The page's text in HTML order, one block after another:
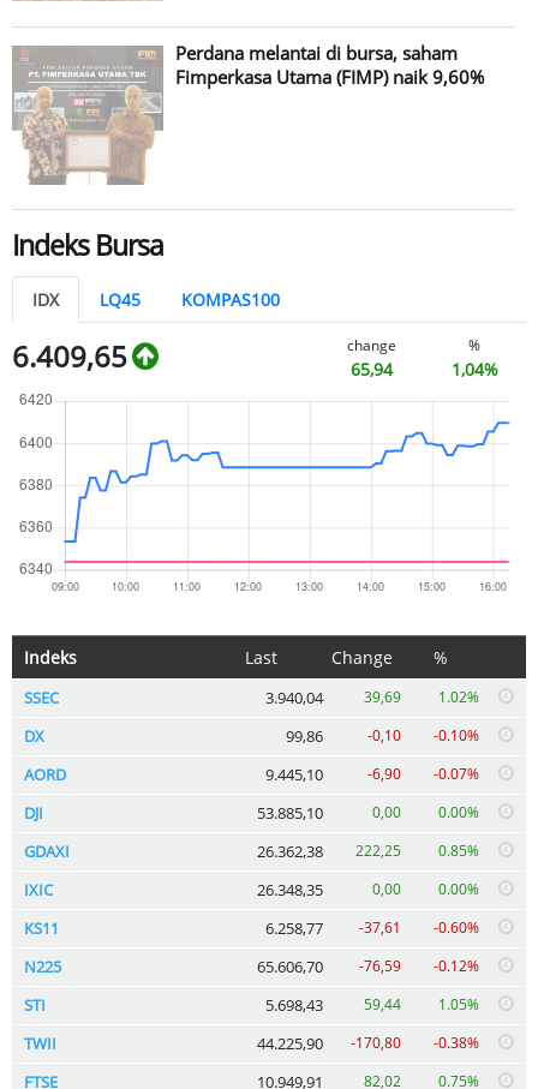
Perdana melantai di bursa, saham
Fimperkasa Utama (FIMP) naik 9,60%
Indeks Bursa
IDX LQ45 KOMPAS100
6.409,65 change
65,94
%
1,04%
Indeks Last Change %
SSEC 3.940,04 39,69 1.02%
DX 99,86 -0,10 -0.10%
AORD 9.445,10 -6,90 -0.07%
DJI 53.885,10 0,00 0.00%
GDAXI 26.362,38 222,25 0.85%
IXIC 26.348,35 0,00 0.00%
KS11 6.258,77 -37,61 -0.60%
N225 65.606,70 -76,59 -0.12%
STI 5.698,43 59,44 1.05%
TWII 44.225,90 -170,80 -0.38%
FTSE 10.949,91 82,02 0.75%